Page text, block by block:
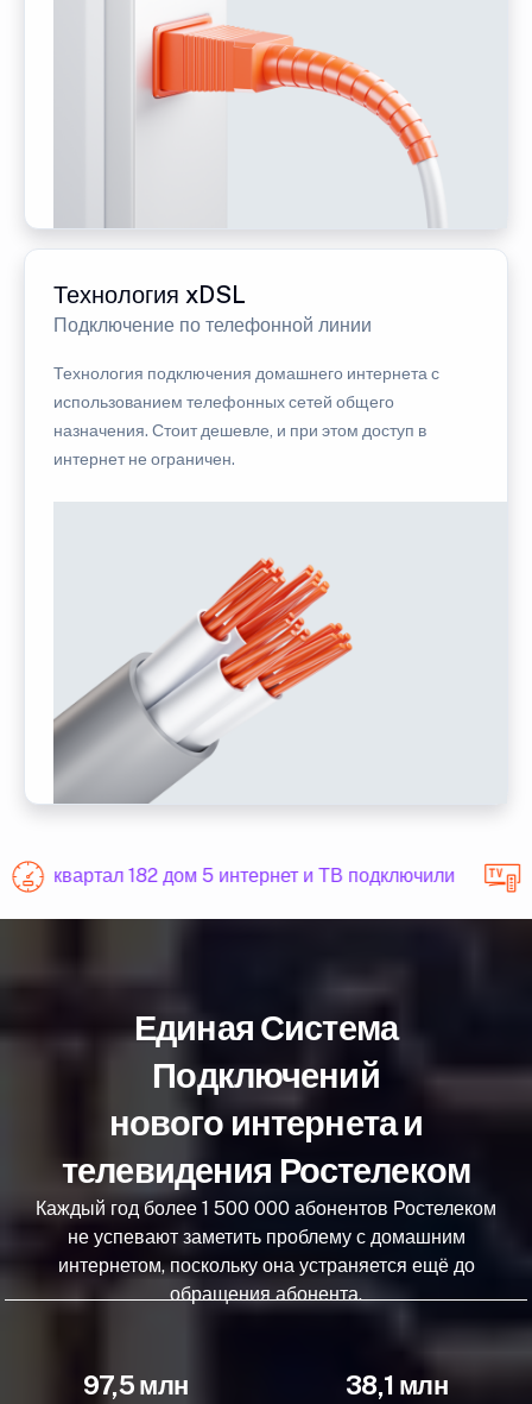
Технология xDSL
Подключение по телефонной линии
Технология подключения домашнего интернета с
использованием телефонных сетей общего
назначения. Стоит дешевле, и при этом доступ в
интернет не ограничен.
квартал 182 дом 5 интернет и ТВ подключили
Единая Система
Подключений
нового интернета и
телевидения Ростелеком
Каждый год более 1 500 000 абонентов Ростелеком
не успевают заметить проблему с домашним
интернетом, поскольку она устраняется ещё до
обращения абонента.
97,5 млн 38,1 млн